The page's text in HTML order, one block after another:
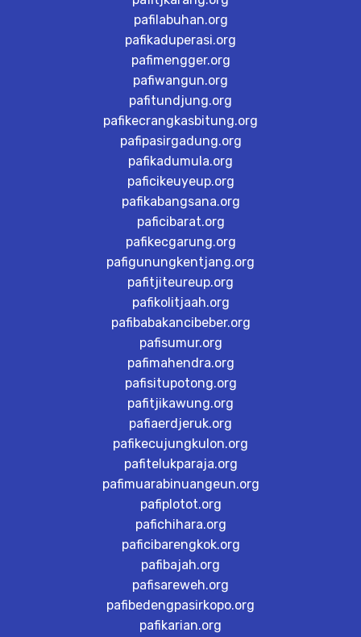
pafilabuhan.org
pafikaduperasi.org
pafimengger.org
pafiwangun.org
pafitundjung.org
pafikecrangkasbitung.org
pafipasirgadung.org
pafikadumula.org
paficikeuyeup.org
pafikabangsana.org
paficibarat.org
pafikecgarung.org
pafigunungkentjang.org
pafitjiteureup.org
pafikolitjaah.org
pafibabakancibeber.org
pafisumur.org
pafimahendra.org
pafisitupotong.org
pafitjikawung.org
pafiaerdjeruk.org
pafikecujungkulon.org
pafitelukparaja.org
pafimuarabinuangeun.org
pafiplotot.org
pafichihara.org
paficibarengkok.org
pafibajah.org
pafisareweh.org
pafibedengpasirkopo.org
pafikarian.org